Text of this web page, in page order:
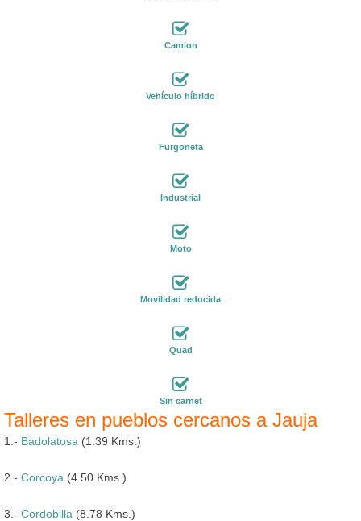
Camion
Vehículo híbrido
Furgoneta
Industrial
Moto
Movilidad reducida
Quad
Sin carnet
Talleres en pueblos cercanos a Jauja
1.- Badolatosa (1.39 Kms.)
2.- Corcoya (4.50 Kms.)
3.- Cordobilla (8.78 Kms.)